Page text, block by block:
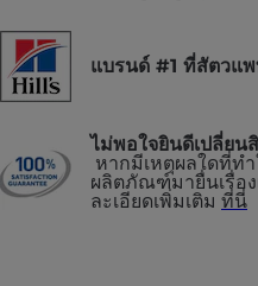
แบรนด์ #1 ที่สัตวแ
ไม่พอใจยินดีเปลี่ยน
หากมีเหตุผลใดที่ท
ผลิตภัณฑ์มายื่นเรื่อ
ละเอียดเพิ่มเติม ที่นี่